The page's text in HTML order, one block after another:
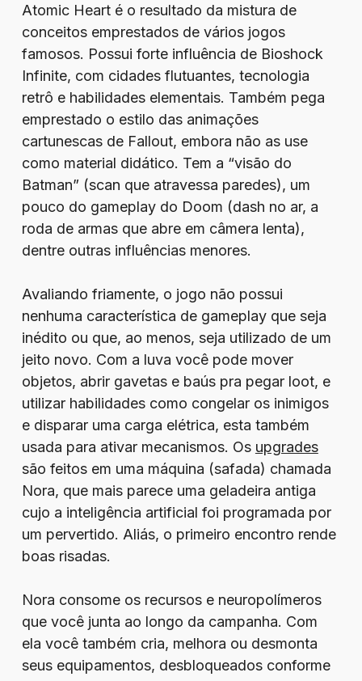
Atomic Heart é o resultado da mistura de
conceitos emprestados de vários jogos
famosos. Possui forte influência de Bioshock
Infinite, com cidades flutuantes, tecnologia
retrô e habilidades elementais. Também pega
emprestado o estilo das animações
cartunescas de Fallout, embora não as use
como material didático. Tem a “visão do
Batman” (scan que atravessa paredes), um
pouco do gameplay do Doom (dash no ar, a
roda de armas que abre em câmera lenta),
dentre outras influências menores.
Avaliando friamente, o jogo não possui
nenhuma característica de gameplay que seja
inédito ou que, ao menos, seja utilizado de um
jeito novo. Com a luva você pode mover
objetos, abrir gavetas e baús pra pegar loot, e
utilizar habilidades como congelar os inimigos
e disparar uma carga elétrica, esta também
usada para ativar mecanismos. Os upgrades
são feitos em uma máquina (safada) chamada
Nora, que mais parece uma geladeira antiga
cujo a inteligência artificial foi programada por
um pervertido. Aliás, o primeiro encontro rende
boas risadas.
Nora consome os recursos e neuropolímeros
que você junta ao longo da campanha. Com
ela você também cria, melhora ou desmonta
seus equipamentos, desbloqueados conforme